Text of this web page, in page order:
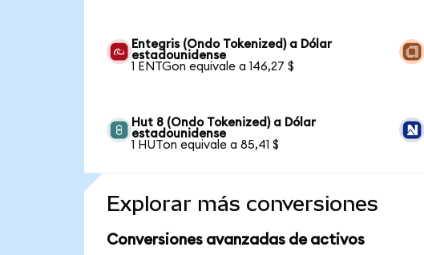
Entegris (Ondo Tokenized) a Dólar
estadounidense
1 ENTGon equivale a 146,27 $
Hut 8 (Ondo Tokenized) a Dólar
estadounidense
1 HUTon equivale a 85,41 $
Explorar más conversiones
Conversiones avanzadas de activos